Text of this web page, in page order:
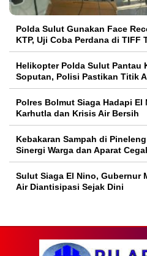
Polda Sulut Gunakan Face
KTP, Uji Coba Perdana di TIFF
Helikopter Polda Sulut Pantau
Soputan, Polisi Pastikan Titik
Polres Bolmut Siaga Hadapi El
Karhutla dan Krisis Air Bersih
Kebakaran Sampah di
Sinergi Warga dan Aparat
Sulut Siaga El Nino, Gubernur
Air Diantisipasi Sejak Dini